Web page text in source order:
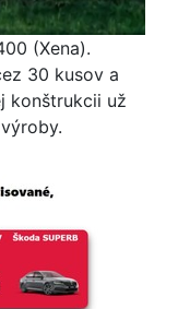
(Xena).
30 kusov a
konštrukcii už